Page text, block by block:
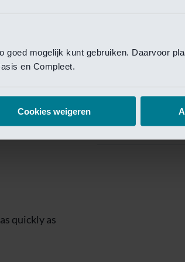
goed mogelijk kunt gebruiken. Daarvoor
en Compleet.
Cookies weigeren
Van Lanschot
quickly as